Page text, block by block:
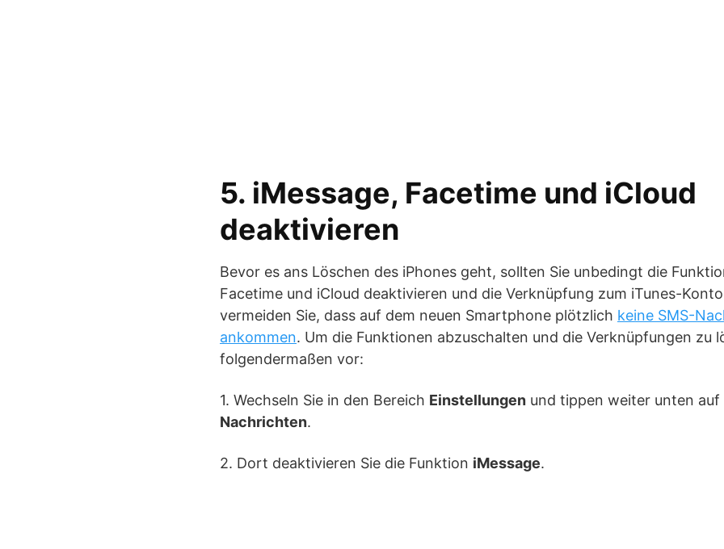
5. iMessage, Facetime und iCloud
deaktivieren
Bevor es ans Löschen des iPhones geht, sollten Sie unbedingt die
Facetime und iCloud deaktivieren und die Verknüpfung zum iTunes-
vermeiden Sie, dass auf dem neuen Smartphone plötzlich keine SMS-
ankommen. Um die Funktionen abzuschalten und die Verknüpfungen zu
folgendermaßen vor:
1. Wechseln Sie in den Bereich Einstellungen und tippen weiter unten
Nachrichten.
2. Dort deaktivieren Sie die Funktion iMessage.